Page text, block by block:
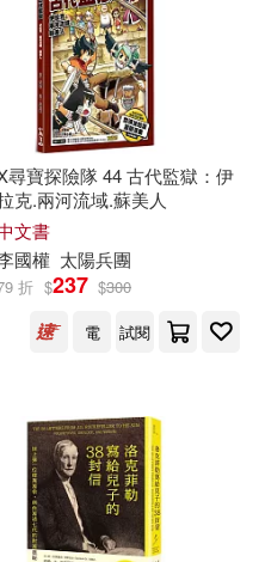
(12)
(12)
尋寶探險隊 44 古代監獄：伊
克.兩河流域.蘇美人
文書
國權 太陽兵團
折 $237 $300
電
試閱